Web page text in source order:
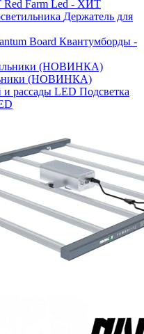
Red Farm Led - ХИТ
Держатель для
Квантумборды -
(НОВИНКА)
Подсветка